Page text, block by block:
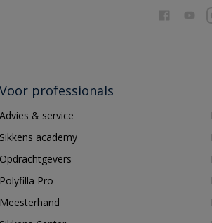
Voor professionals
Advies & service
Sikkens academy
Opdrachtgevers
Polyfilla Pro
Meesterhand